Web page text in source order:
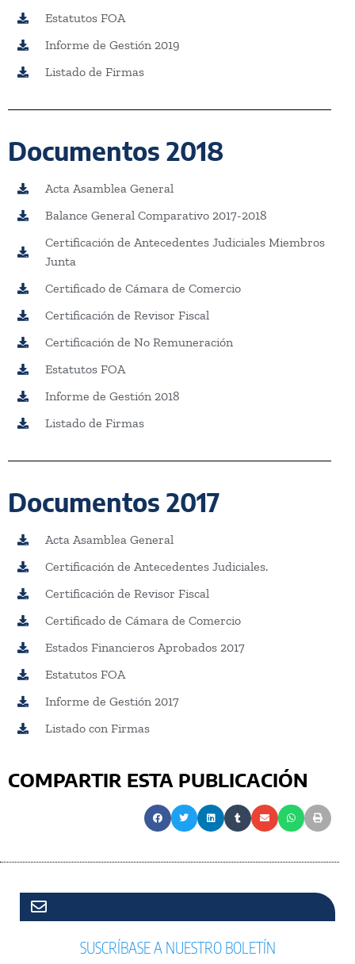
Estatutos FOA
Informe de Gestión 2019
Listado de Firmas
Documentos 2018
Acta Asamblea General
Balance General Comparativo 2017-2018
Certificación de Antecedentes Judiciales Miembros
Junta
Certificado de Cámara de Comercio
Certificación de Revisor Fiscal
Certificación de No Remuneración
Estatutos FOA
Informe de Gestión 2018
Listado de Firmas
Documentos 2017
Acta Asamblea General
Certificación de Antecedentes Judiciales.
Certificación de Revisor Fiscal
Certificado de Cámara de Comercio
Estados Financieros Aprobados 2017
Estatutos FOA
Informe de Gestión 2017
Listado con Firmas
COMPARTIR ESTA PUBLICACIÓN
SUSCRÍBASE A NUESTRO BOLETÍN